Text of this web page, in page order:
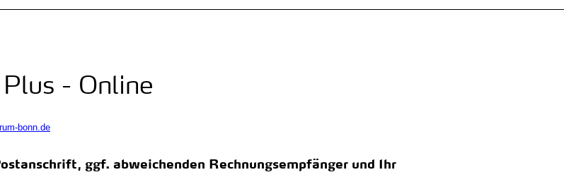
- Online
bonn.de
ggf. abweichenden Rechnungsempfänger und Ihr